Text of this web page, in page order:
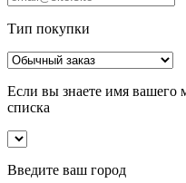
Тип покупки
Если вы знаете имя вашего
списка
Введите ваш город